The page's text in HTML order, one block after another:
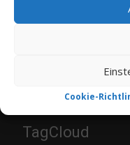
Cookie-
TagCloud